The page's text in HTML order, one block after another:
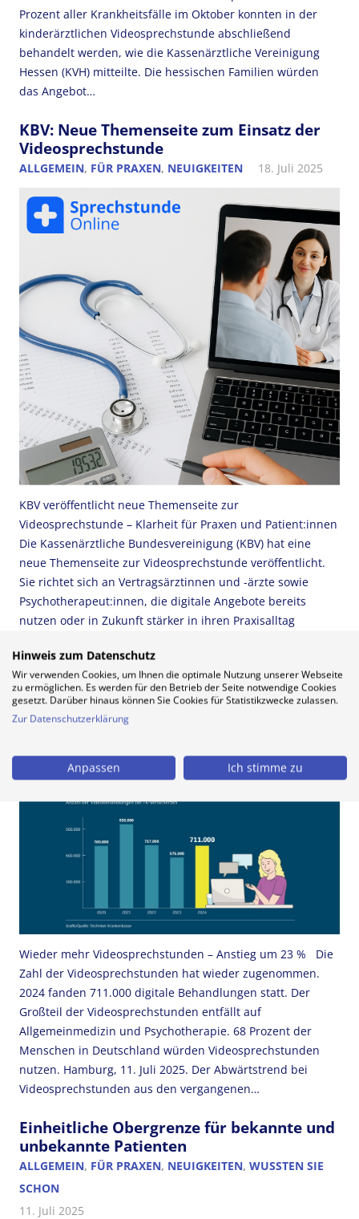
Prozent aller Krankheitsfälle im Oktober konnten in der
kinderärztlichen Videosprechstunde abschließend
behandelt werden, wie die Kassenärztliche Vereinigung
Hessen (KVH) mitteilte. Die hessischen Familien würden
das Angebot…
KBV: Neue Themenseite zum Einsatz der
Videosprechstunde
ALLGEMEIN, FÜR PRAXEN, NEUIGKEITEN 18. Juli 2025
KBV veröffentlicht neue Themenseite zur
Videosprechstunde – Klarheit für Praxen und Patient:innen
Die Kassenärztliche Bundesvereinigung (KBV) hat eine
neue Themenseite zur Videosprechstunde veröffentlicht.
Sie richtet sich an Vertragsärztinnen und -ärzte sowie
Psychotherapeut:innen, die digitale Angebote bereits
nutzen oder in Zukunft stärker in ihren Praxisalltag
Pressemitteilung der TK
ALLGEMEIN, FÜR PRAXEN,NEUIGKEITEN,WUSSTEN SIE
SCHON
Wieder mehr Video­sprech­stunden – Anstieg um 23 % Die
Zahl der Videosprechstunden hat wieder zugenommen.
2024 fanden 711.000 digitale Behandlungen statt. Der
Großteil der Videosprechstunden entfällt auf
Allgemeinmedizin und Psychotherapie. 68 Prozent der
Menschen in Deutschland würden Videosprechstunden
nutzen. Hamburg, 11. Juli 2025. Der Abwärtstrend bei
Videosprechstunden aus den vergangenen…
Einheitliche Obergrenze für bekannte und
unbekannte Patienten
ALLGEMEIN, FÜR PRAXEN, NEUIGKEITEN, WUSSTEN SIE
SCHON
11. Juli 2025
Hinweis zum Datenschutz
Wir verwenden Cookies, um Ihnen die optimale Nutzung unserer Webseite
zu ermöglichen. Es werden für den Betrieb der Seite notwendige Cookies
gesetzt. Darüber hinaus können Sie Cookies für Statistikzwecke zulassen.
Zur Datenschutzerklärung
Anpassen Ich stimme zu